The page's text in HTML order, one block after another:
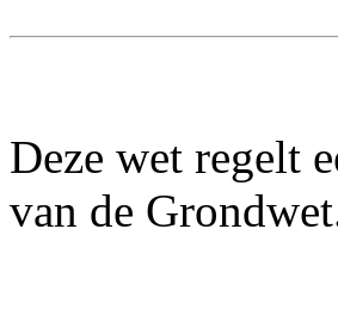
Deze wet regelt
van de